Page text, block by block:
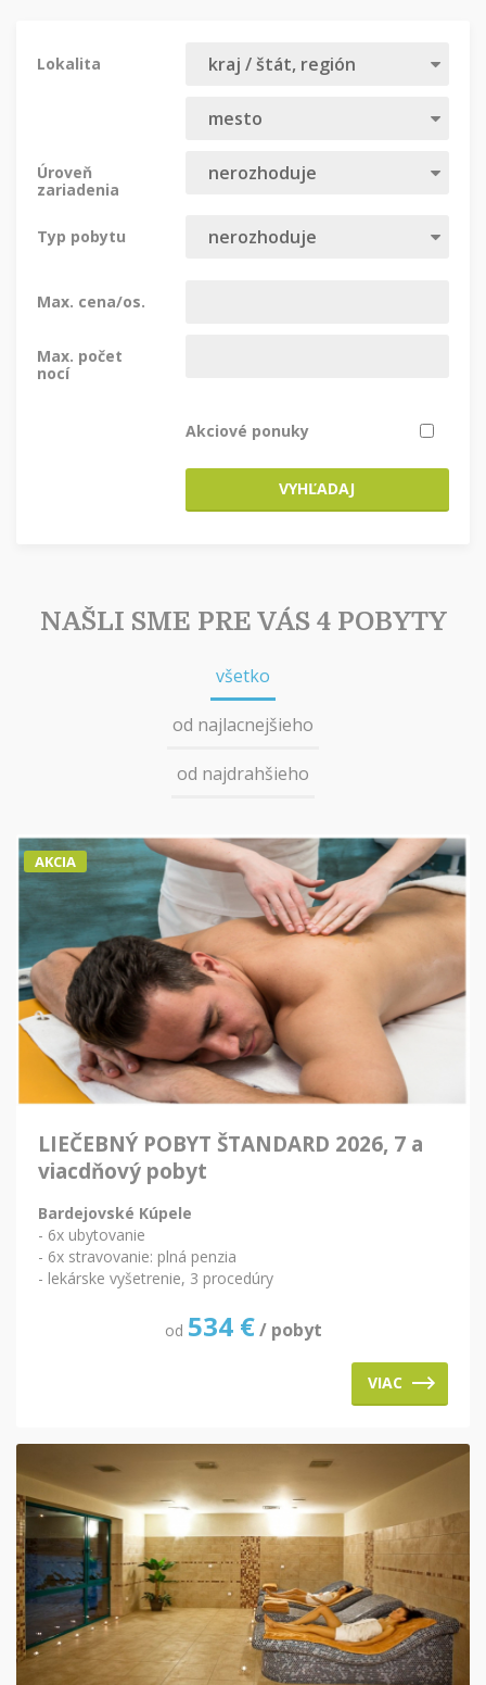
Lokalita
Úroveň
zariadenia
Typ pobytu
Max. cena/os.
Max. počet
nocí
Akciové ponuky
VYHĽADAJ
NAŠLI SME PRE VÁS 4 POBYTY
všetko
od najlacnejšieho
od najdrahšieho
AKCIA
LIEČEBNÝ POBYT ŠTANDARD 2026, 7 a
viacdňový pobyt
Bardejovské Kúpele
- 6x ubytovanie
- 6x stravovanie: plná penzia
- lekárske vyšetrenie, 3 procedúry
od 534 € / pobyt
VIAC